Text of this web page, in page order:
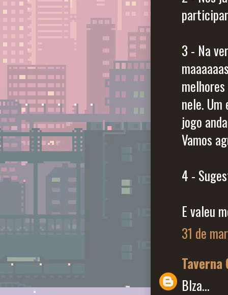
3 - Na
nele.
jogo
Vamos
4 -
E valeu
31 de
Taverna
Blza...